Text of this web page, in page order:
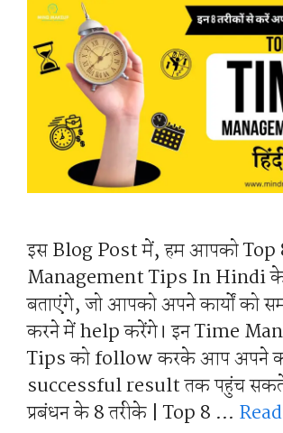
इस Blog Post में, हम आपको Top
Management Tips In Hindi के
बताएंगे, जो आपको अपने कार्यों को
करने में help करेंगे। इन Time
Tips को follow करके आप अपने
successful result तक पहुंच
प्रबंधन के 8 तरीके | Top 8 …